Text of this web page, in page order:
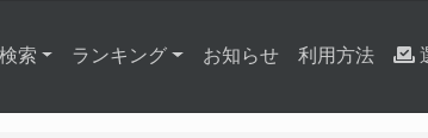
検索 ランキング お知らせ 利用方法